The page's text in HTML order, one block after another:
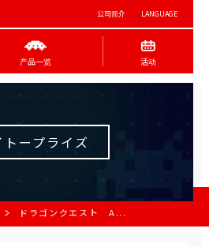
公司简介 LANGUAGE
产品一览 活动
トープライズ
ドラゴンクエスト A...